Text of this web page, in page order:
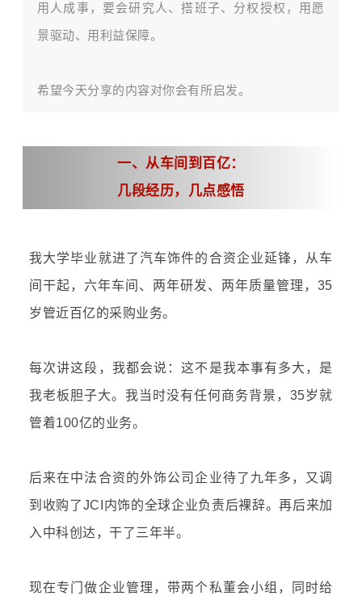
用人成事，要会研究人、搭班子、分权授权，用愿
景驱动、用利益保障。
希望今天分享的内容对你会有所启发。
一、从车间到百亿：
几段经历，几点感悟
我大学毕业就进了汽车饰件的合资企业延锋，从车
间干起，六年车间、两年研发、两年质量管理，35
岁管近百亿的采购业务。
每次讲这段，我都会说：这不是我本事有多大，是
我老板胆子大。我当时没有任何商务背景，35岁就
管着100亿的业务。
后来在中法合资的外饰公司企业待了九年多，又调
到收购了JCI内饰的全球企业负责后裸辞。再后来加
入中科创达，干了三年半。
现在专门做企业管理，带两个私董会小组，同时给